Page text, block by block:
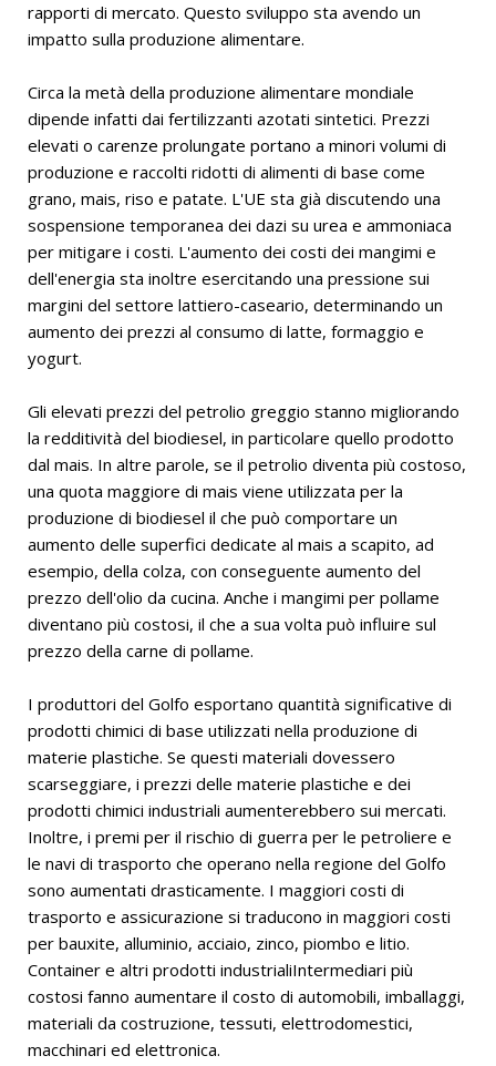
rapporti di mercato. Questo sviluppo sta avendo un
impatto sulla produzione alimentare.
Circa la metà della produzione alimentare mondiale
dipende infatti dai fertilizzanti azotati sintetici. Prezzi
elevati o carenze prolungate portano a minori volumi di
produzione e raccolti ridotti di alimenti di base come
grano, mais, riso e patate. L'UE sta già discutendo una
sospensione temporanea dei dazi su urea e ammoniaca
per mitigare i costi. L'aumento dei costi dei mangimi e
dell'energia sta inoltre esercitando una pressione sui
margini del settore lattiero-caseario, determinando un
aumento dei prezzi al consumo di latte, formaggio e
yogurt.
Gli elevati prezzi del petrolio greggio stanno migliorando
la redditività del biodiesel, in particolare quello prodotto
dal mais. In altre parole, se il petrolio diventa più costoso,
una quota maggiore di mais viene utilizzata per la
produzione di biodiesel il che può comportare un
aumento delle superfici dedicate al mais a scapito, ad
esempio, della colza, con conseguente aumento del
prezzo dell'olio da cucina. Anche i mangimi per pollame
diventano più costosi, il che a sua volta può influire sul
prezzo della carne di pollame.
I produttori del Golfo esportano quantità significative di
prodotti chimici di base utilizzati nella produzione di
materie plastiche. Se questi materiali dovessero
scarseggiare, i prezzi delle materie plastiche e dei
prodotti chimici industriali aumenterebbero sui mercati.
Inoltre, i premi per il rischio di guerra per le petroliere e
le navi di trasporto che operano nella regione del Golfo
sono aumentati drasticamente. I maggiori costi di
trasporto e assicurazione si traducono in maggiori costi
per bauxite, alluminio, acciaio, zinco, piombo e litio.
Container e altri prodotti industrialiIntermediari più
costosi fanno aumentare il costo di automobili, imballaggi,
materiali da costruzione, tessuti, elettrodomestici,
macchinari ed elettronica.